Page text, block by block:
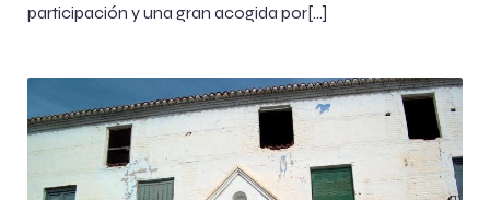
participación y una gran acogida por[…]